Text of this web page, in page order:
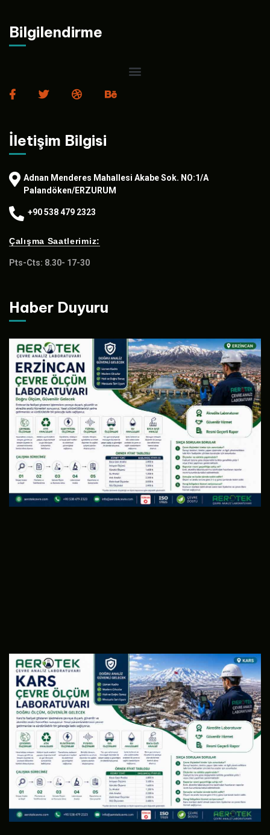
Bilgilendirme
İletişim Bilgisi
Adnan Menderes Mahallesi Akabe Sok. NO:1/A
Palandöken/ERZURUM
+90 538 479 2323
Çalışma Saatlerimiz:
Pts-Cts: 8.30- 17-30
Haber Duyuru